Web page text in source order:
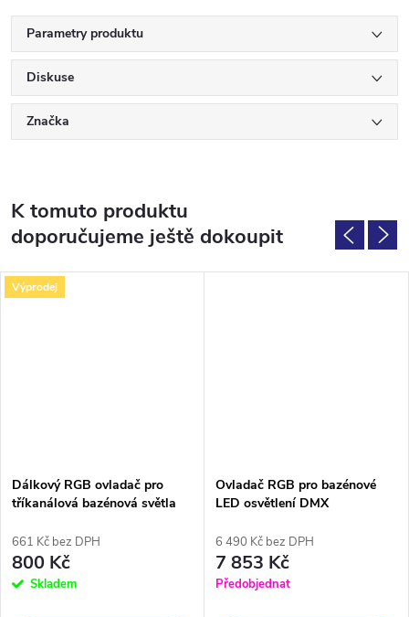
Parametry produktu
Diskuse
Značka
K tomuto produktu
doporučujeme ještě dokoupit
Výprodej
Dálkový RGB ovladač pro
tříkanálová bazénová světla
661 Kč bez DPH
800 Kč
Skladem
Ovladač RGB pro bazénové
LED osvětlení DMX
6 490 Kč bez DPH
7 853 Kč
Předobjednat